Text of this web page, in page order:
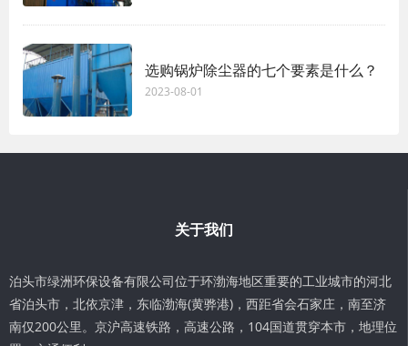
选购锅炉除尘器的七个要素是什么？
2023-08-01
关于我们
泊头市绿洲环保设备有限公司位于环渤海地区重要的工业城市的河北
省泊头市，北依京津，东临渤海(黄骅港)，西距省会石家庄，南至济
南仅200公里。京沪高速铁路，高速公路，104国道贯穿本市，地理位